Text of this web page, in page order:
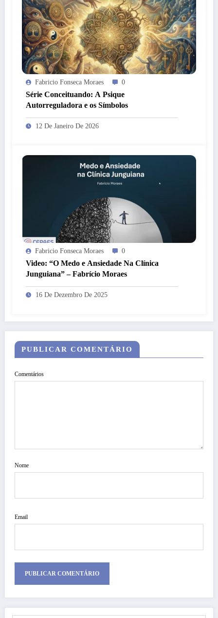
Fabricio Fonseca Moraes 0
Série Conceituando: A Psique
Autorreguladora e os Símbolos
12 De Janeiro De 2026
Fabricio Fonseca Moraes 0
Video: “O Medo e Ansiedade Na Clínica
Junguiana” – Fabrício Moraes
16 De Dezembro De 2025
PUBLICAR COMENTÁRIO
Comentários
Nome
Email